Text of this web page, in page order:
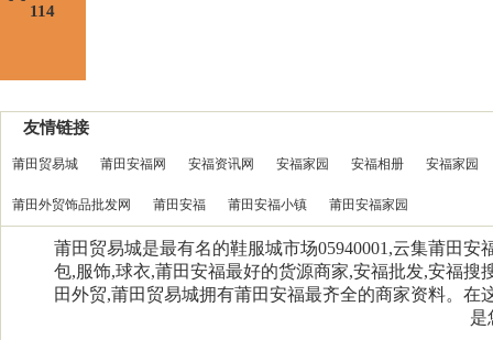
114
友情链接
莆田贸易城 莆田安福网 安福资讯网 安福家园 安福相册 安福家园
莆田外贸饰品批发网 莆田安福 莆田安福小镇 莆田安福家园
莆田贸易城是最有名的鞋服城市场05940001,云集莆田
包,服饰,球衣,莆田安福最好的货源商家,安福批发,安福
田外贸,莆田贸易城拥有莆田安福最齐全的商家资料。
是